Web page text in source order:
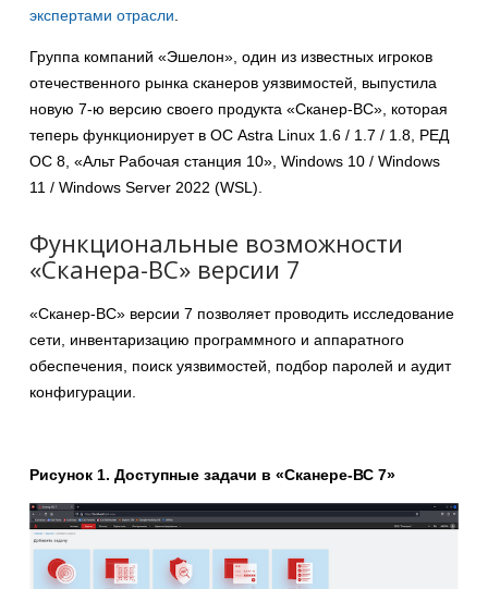
экспертами отрасли.
Группа компаний «Эшелон», один из известных игроков
отечественного рынка сканеров уязвимостей, выпустила
новую 7-ю версию своего продукта «Сканер-ВС», которая
теперь функционирует в ОС Astra Linux 1.6 / 1.7 / 1.8, РЕД
ОС 8, «Альт Рабочая станция 10», Windows 10 / Windows
11 / Windows Server 2022 (WSL).
Функциональные возможности
«Сканера-ВС» версии 7
«Сканер-ВС» версии 7 позволяет проводить исследование
сети, инвентаризацию программного и аппаратного
обеспечения, поиск уязвимостей, подбор паролей и аудит
конфигурации.
Рисунок 1. Доступные задачи в «Сканере-ВС 7»